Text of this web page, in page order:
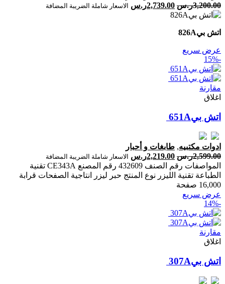
3,200.00ر.س 2,739.00ر.س الاسعار شاملة الضريبة المضافة
اتش بي‎‎ ‎826‎A
عرض سريع
-15%
مقارنة
اغلاق
ادوات مكتبيه, طابغات و أحبار
2,599.00ر.س 2,219.00ر.س الاسعار شاملة الضريبة المضافة
المواصفات رقم الصنف 432609 رقم المصنع CE343A تقنية
الطباعة تقنية الليزر نوع المنتج حبر ليزر انتاجية الصفحات ‎قرابة
16,000 صفحة‎
عرض سريع
-14%
مقارنة
اغلاق